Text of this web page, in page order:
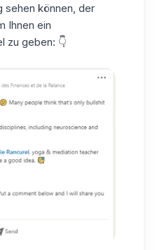
sehen können, der
Ihnen ein
zu geben: 👇